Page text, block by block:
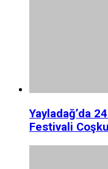
Yayladağ’da
Festivali